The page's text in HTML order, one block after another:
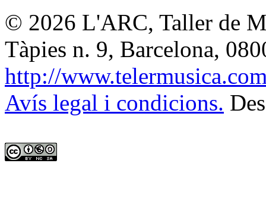
© 2026 L'ARC, Taller de
Tàpies n. 9, Barcelona,
http://
Avís legal i condicions.